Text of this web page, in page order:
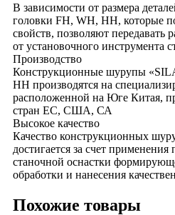
В зависимости от размера
головки FH, WH, HH, которые
свойств, позволяют
от установочного инструмента
Производство
Конструкционные шурупы
HH производятся на
расположенной на Юге Китая,
стран ЕС, США, СА
Высокое качество
Качество конструкционных
достигается за счет
станочной оснастки
обработки и нанесения
Похожие товары